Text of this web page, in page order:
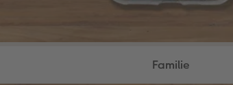
Familie